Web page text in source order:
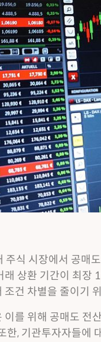
주식 시장에서 공매
래 상환 기간이 최장
조건 차별을 줄이기
이를 위해 공매도 전
한, 기관투자자들에